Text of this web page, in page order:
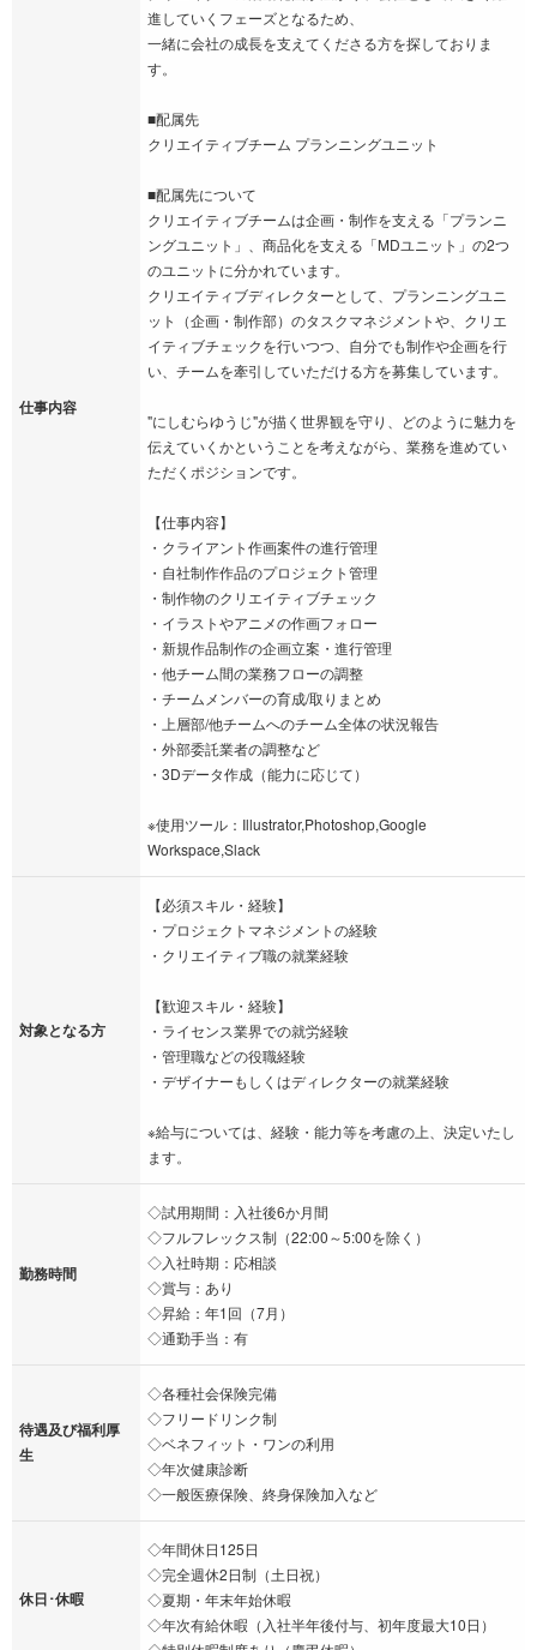
仕事内容
進していくフェーズとなるため、
一緒に会社の成長を支えてくださる方を探しておりま
す。
■配属先
クリエイティブチーム プランニングユニット
■配属先について
クリエイティブチームは企画・制作を支える「プランニ
ングユニット」、商品化を支える「MDユニット」の2つ
のユニットに分かれています。
クリエイティブディレクターとして、プランニングユニ
ット（企画・制作部）のタスクマネジメントや、クリエ
イティブチェックを行いつつ、自分でも制作や企画を行
い、チームを牽引していただける方を募集しています。
"にしむらゆうじ"が描く世界観を守り、どのように魅力を
伝えていくかということを考えながら、業務を進めてい
ただくポジションです。
【仕事内容】
・クライアント作画案件の進行管理
・自社制作作品のプロジェクト管理
・制作物のクリエイティブチェック
・イラストやアニメの作画フォロー
・新規作品制作の企画立案・進行管理
・他チーム間の業務フローの調整
・チームメンバーの育成/取りまとめ
・上層部/他チームへのチーム全体の状況報告
・外部委託業者の調整など
・3Dデータ作成（能力に応じて）
※使用ツール：Illustrator,Photoshop,Google
Workspace,Slack
対象となる方
【必須スキル・経験】
・プロジェクトマネジメントの経験
・クリエイティブ職の就業経験
【歓迎スキル・経験】
・ライセンス業界での就労経験
・管理職などの役職経験
・デザイナーもしくはディレクターの就業経験
※給与については、経験・能力等を考慮の上、決定いたし
ます。
勤務時間
◇試用期間：入社後6か月間
◇フルフレックス制（22:00～5:00を除く）
◇入社時期：応相談
◇賞与：あり
◇昇給：年1回（7月）
◇通勤手当：有
待遇及び福利厚
生
◇各種社会保険完備
◇フリードリンク制
◇ベネフィット・ワンの利用
◇年次健康診断
◇一般医療保険、終身保険加入など
休日･休暇
◇年間休日125日
◇完全週休2日制（土日祝）
◇夏期・年末年始休暇
◇年次有給休暇（入社半年後付与、初年度最大10日）